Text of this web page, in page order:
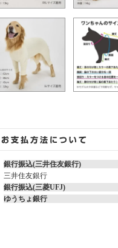
銀行振込(三井住友銀行)
三井住友銀行
銀行振込(三菱UFJ)
ゆうちょ銀行